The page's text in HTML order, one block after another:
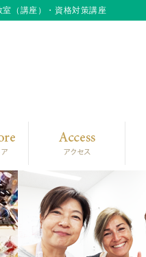
（講座）・資格対策講座